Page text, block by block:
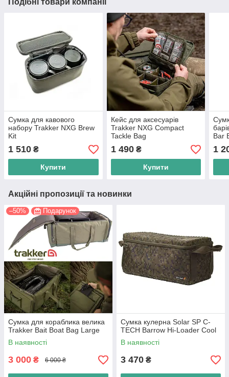
Сумка для кавового
набору Trakker NXG Brew
Kit
1 510 ₴
Купити
Кейс для аксесуарів
Trakker NXG Compact
Tackle Bag
1 490₴
Купити
Bar
1
Акційні пропозиції та новинки
–50% Подарунок
Сумка для кораблика велика
Trakker Bait Boat Bag Large
В наявності
3 000 ₴ 6 000 ₴
Сумка кулерна Solar SP C-
TECH Barrow Hi-Loader Cool
В наявності
3 470 ₴